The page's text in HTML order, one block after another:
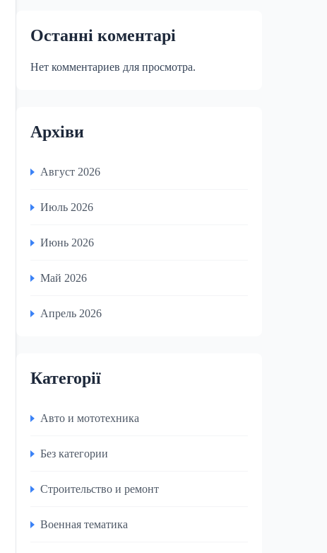
Останні коментарі
Нет комментариев для просмотра.
Архіви
Август 2026
Июль 2026
Июнь 2026
Май 2026
Апрель 2026
Категорії
Авто и мототехника
Без категории
Строительство и ремонт
Военная тематика